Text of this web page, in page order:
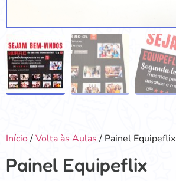
Início/Volta às Aulas/ Painel Equipeflix
Painel Equipeflix